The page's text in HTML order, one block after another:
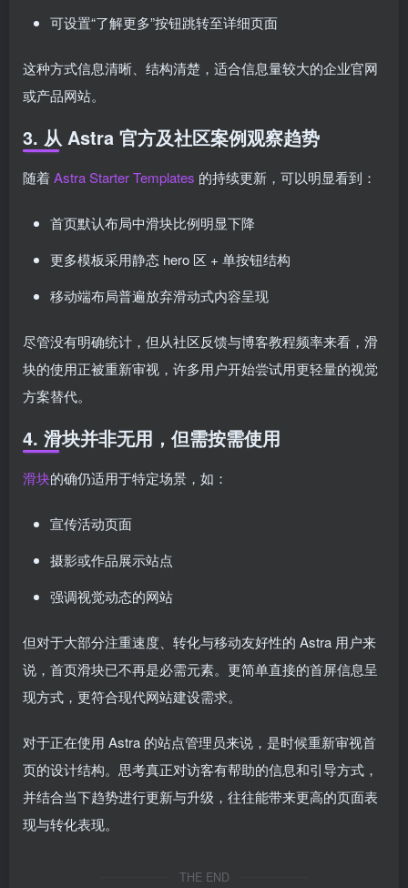
可设置“了解更多”按钮跳转至详细页面
这种方式信息清晰、结构清楚，适合信息量较大的企业官网
或产品网站。
3. 从 Astra 官方及社区案例观察趋势
随着Astra Starter Templates 的持续更新，可以明显看到：
首页默认布局中滑块比例明显下降
更多模板采用静态 hero 区 + 单按钮结构
移动端布局普遍放弃滑动式内容呈现
尽管没有明确统计，但从社区反馈与博客教程频率来看，滑
块的使用正被重新审视，许多用户开始尝试用更轻量的视觉
方案替代。
4. 滑块并非无用，但需按需使用
滑块的确仍适用于特定场景，如：
宣传活动页面
摄影或作品展示站点
强调视觉动态的网站
但对于大部分注重速度、转化与移动友好性的 Astra 用户来
说，首页滑块已不再是必需元素。更简单直接的首屏信息呈
现方式，更符合现代网站建设需求。
对于正在使用 Astra 的站点管理员来说，是时候重新审视首
页的设计结构。思考真正对访客有帮助的信息和引导方式，
并结合当下趋势进行更新与升级，往往能带来更高的页面表
现与转化表现。
THE END